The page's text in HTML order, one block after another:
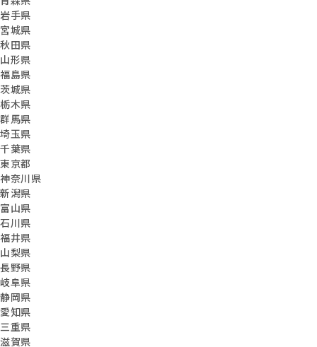
岩手県
宮城県
秋田県
山形県
福島県
茨城県
栃木県
群馬県
埼玉県
千葉県
東京都
神奈川県
新潟県
富山県
石川県
福井県
山梨県
長野県
岐阜県
静岡県
愛知県
三重県
滋賀県